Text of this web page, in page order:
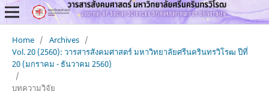
Home / Archives /
Vol. 20 (2560): วารสารสังคมศาสตร์ มหาวิทยาลัยศรีนครินทรวิโรฒ ปีที่
20 (มกราคม - ธันวาคม 2560)
/
บทความวิจัย